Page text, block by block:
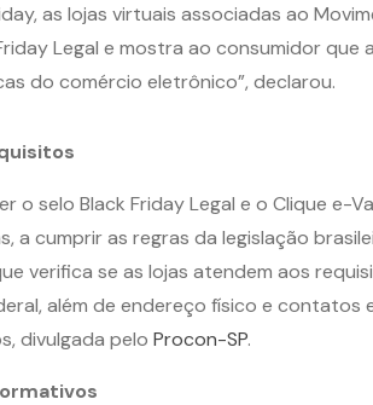
as lojas virtuais associadas ao
Legal e mostra ao consumidor
do comércio eletrônico”, declarou.
o selo Black Friday Legal e o Clique e-
a cumprir as regras da legislação
verifica se as lojas atendem aos
além de endereço físico e
divulgada pelo Procon-SP.